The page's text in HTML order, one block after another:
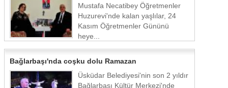
Mustafa Necatibey Öğretmenler
Huzurevi'nde kalan yaşlılar, 24
Kasım Öğretmenler Gününü
heye...
Bağlarbaşı'nda coşku dolu Ramazan
Üsküdar Belediyesi'nin son 2 yıldır
Bağlarbaşı Kültür Merkezi'nde